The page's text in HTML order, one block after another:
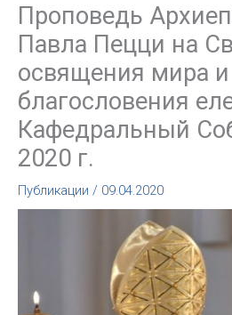
Проповедь
Павла Пецци на
освящения мира и
благословения
Кафедральный
2020 г.
Публикации / 09.04.2020